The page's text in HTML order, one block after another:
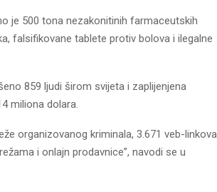
je 500 tona nezakonitinih farmaceutskih
falsifikovane tablete protiv bolova i ilegalne
859 ljudi širom svijeta i zaplijenjena
miliona dolara.
organizovanog kriminala, 3.671 veb-linkova
i onlajn prodavnice”, navodi se u